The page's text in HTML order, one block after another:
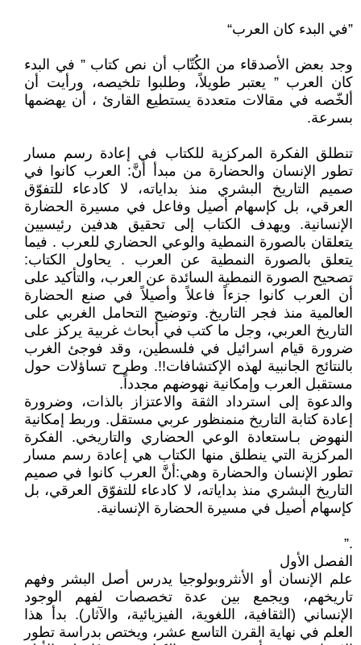
”في البدء كان العرب“
وجد بعض الأصدقاء من الكُتّاب أن نص كتاب ” في البدء
كان العرب ” يعتبر طويلاً، وطلبوا تلخيصه، ورأيت أن
ألخّصه في مقالات متعددة يستطيع القارئ ، أن يهضمها
بسرعة.
تنطلق الفكرة المركزية للكتاب في إعادة رسم مسار
تطور الإنسان والحضارة من مبدأ أنَّ: العرب كانوا في
صميم التاريخ البشري منذ بداياته، لا كادعاء للتفوّق
العرقي، بل كإسهام أصيل وفاعل في مسيرة الحضارة
الإنسانية. ويهدف الكتاب إلى تحقيق هدفين رئيسيين
يتعلقان بالصورة النمطية والوعي الحضاري للعرب . فيما
يتعلق بالصورة النمطية عن العرب . يحاول الكتاب:
تصحيح الصورة النمطية السائدة عن العرب، والتأكيد على
أن العرب كانوا جزءاً فاعلاً وأصيلاً في صنع الحضارة
العالمية منذ فجر التاريخ. وتوضيح التحامل الغربي على
التاريخ العربي، وجل ما كتب في أبحاث غربية يركز على
ضرورة قيام اسرائيل في فلسطين، وقد فوجئ الغرب
بالنتائج الجانبية لهذه الإكتشافات!!. وطرح تساؤلات حول
مستقبل العرب وإمكانية نهوضهم مجدداً.
والدعوة إلى استرداد الثقة والاعتزاز بالذات، وضرورة
إعادة كتابة التاريخ منمنظور عربي مستقل. وربط إمكانية
النهوض بـاستعادة الوعي الحضاري والتاريخي. الفكرة
المركزية التي ينطلق منها الكتاب هي إعادة رسم مسار
تطور الإنسان والحضارة وهي:أنَّ العرب كانوا في صميم
التاريخ البشري منذ بداياته، لا كادعاء للتفوّق العرقي، بل
كإسهام أصيل في مسيرة الحضارة الإنسانية.
.”
الفصل الأول
علم الإنسان أو الأنثروبولوجيا يدرس أصل البشر وفهم
تاريخهم، ويجمع بين عدة تخصصات لفهم الوجود
الإنساني (الثقافية، اللغوية، الفيزيائية، والآثار). بدأ هذا
العلم في نهاية القرن التاسع عشر، ويختص بدراسة تطور